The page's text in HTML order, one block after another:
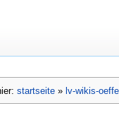
startseite » lv-wikis-